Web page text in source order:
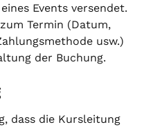
Events versendet.
Termin (Datum,
usw.)
der Buchung.
dass die Kursleitung